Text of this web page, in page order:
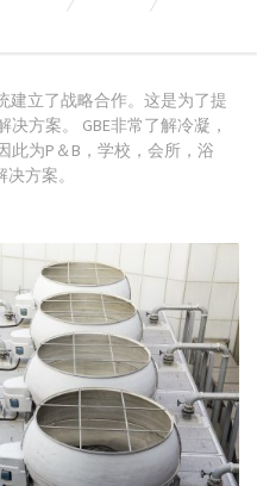
建立了战略合作。这是为了提
方案。 GBE非常了解冷凝，
此为P＆B，学校，会所，浴
方案。